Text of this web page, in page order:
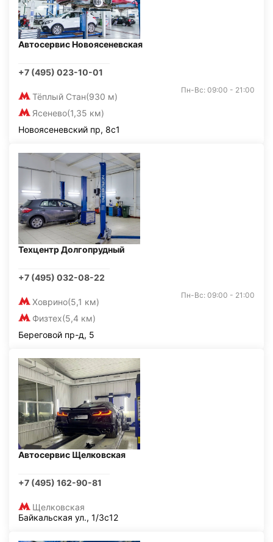
Автосервис Новоясеневская
+7 (495) 023-10-01
Тёплый Стан(930 м)
Ясенево(1,35 км)
Пн-Вс: 09:00 - 21:00
Новоясеневский пр, 8с1
Техцентр Долгопрудный
+7 (495) 032-08-22
Ховрино(5,1 км)
Физтех(5,4 км)
Пн-Вс: 09:00 - 21:00
Береговой пр-д, 5
Автосервис Щелковская
+7 (495) 162-90-81
Щелковская
Байкальская ул., 1/3с12